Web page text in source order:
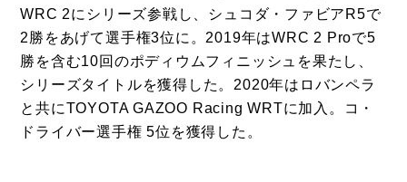
WRC 2にシリーズ参戦し、シュコダ・ファビアR5で
2勝をあげて選手権3位に。2019年はWRC 2 Proで5
勝を含む10回のポディウムフィニッシュを果たし、
シリーズタイトルを獲得した。2020年はロバンペラ
と共にTOYOTA GAZOO Racing WRTに加入。コ・
ドライバー選手権 5位を獲得した。